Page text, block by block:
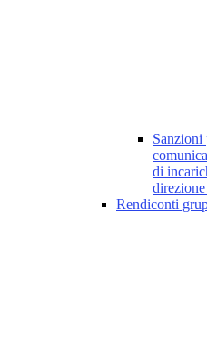
Sanzioni
di
Rendiconti